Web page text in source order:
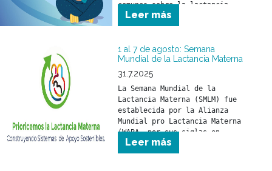
comunes sobre la lactancia.
Leer más
1 al 7 de agosto: Semana
Mundial de la Lactancia Materna
31.7.2025
La Semana Mundial de la
Lactancia Materna (SMLM) fue
establecida por la Alianza
Mundial pro Lactancia Materna
(WABA, por sus siglas en
inglés) y se celebra durante
los primeros días de agosto
Leer más